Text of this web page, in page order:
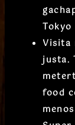
Visita
justa.
food